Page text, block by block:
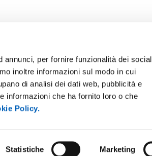
per fornire funzionalità dei social
inoltre informazioni sul modo in cui
di analisi dei dati web, pubblicità e
informazioni che ha fornito loro o che
Policy.
Statistiche Marketing
DI
PERSONALE
PROTEZIONE DEI DATI - PRIVACY
SOSTIENI L'ATENEO
UFFICIO STAMPA